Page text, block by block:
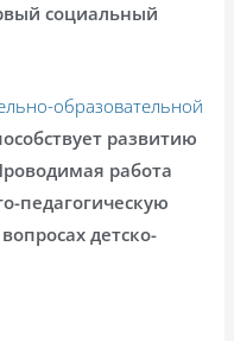
социальный
образовательной
развитию
работа
педагогическую
детско-